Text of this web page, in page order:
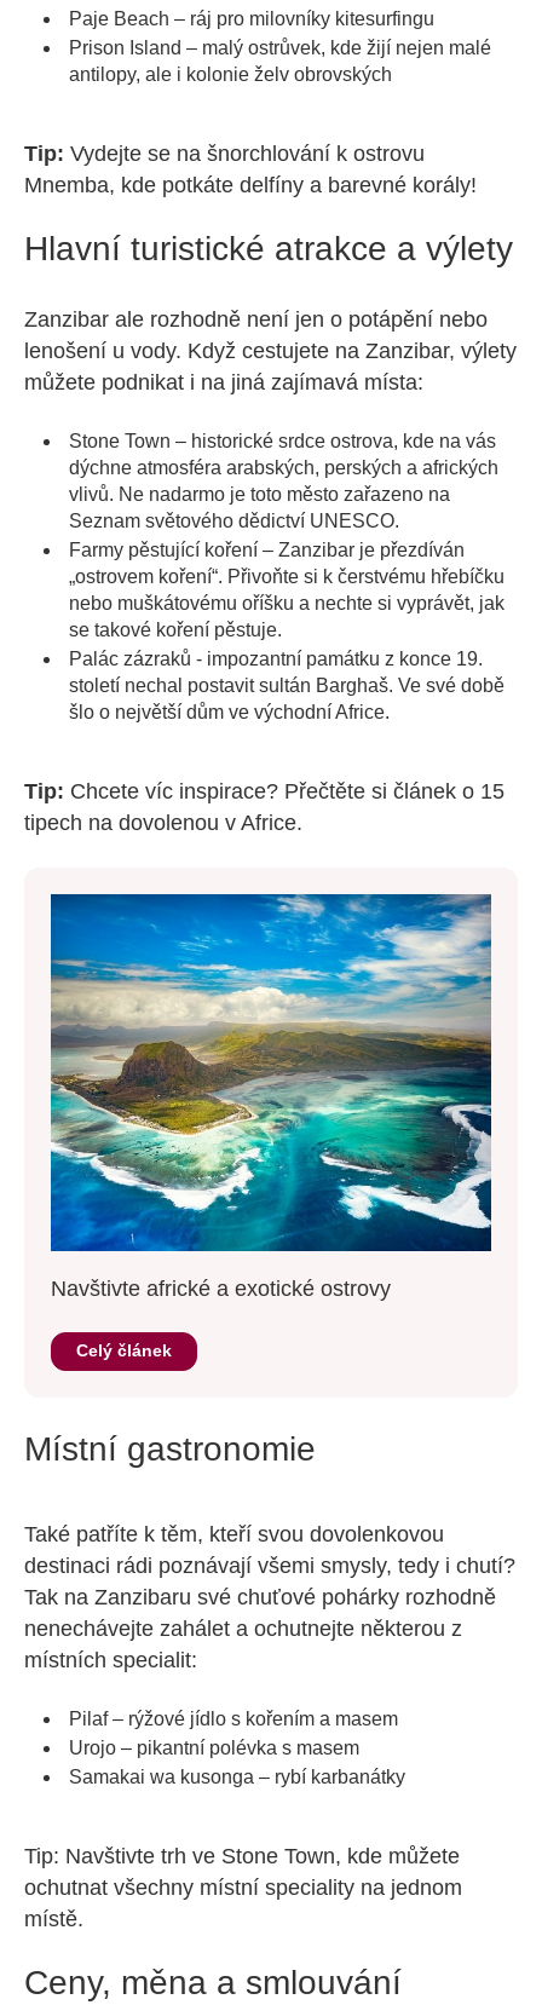
Paje Beach – ráj pro milovníky kitesurfingu
Prison Island – malý ostrůvek, kde žijí nejen malé
antilopy, ale i kolonie želv obrovských
Tip: Vydejte se na šnorchlování k ostrovu
Mnemba, kde potkáte delfíny a barevné korály!
Hlavní turistické atrakce a výlety
Zanzibar ale rozhodně není jen o potápění nebo
lenošení u vody. Když cestujete na Zanzibar, výlety
můžete podnikat i na jiná zajímavá místa:
Stone Town – historické srdce ostrova, kde na vás
dýchne atmosféra arabských, perských a afrických
vlivů. Ne nadarmo je toto město zařazeno na
Seznam světového dědictví UNESCO.
Farmy pěstující koření – Zanzibar je přezdíván
„ostrovem koření“. Přivoňte si k čerstvému hřebíčku
nebo muškátovému oříšku a nechte si vyprávět, jak
se takové koření pěstuje.
Palác zázraků - impozantní památku z konce 19.
století nechal postavit sultán Barghaš. Ve své době
šlo o největší dům ve východní Africe.
Tip: Chcete víc inspirace? Přečtěte si článek o 15
tipech na dovolenou v Africe.
Navštivte africké a exotické ostrovy
Celý článek
Místní gastronomie
Také patříte k těm, kteří svou dovolenkovou
destinaci rádi poznávají všemi smysly, tedy i chutí?
Tak na Zanzibaru své chuťové pohárky rozhodně
nenechávejte zahálet a ochutnejte některou z
místních specialit:
Pilaf – rýžové jídlo s kořením a masem
Urojo – pikantní polévka s masem
Samakai wa kusonga – rybí karbanátky
Tip: Navštivte trh ve Stone Town, kde můžete
ochutnat všechny místní speciality na jednom
místě.
Ceny, měna a smlouvání